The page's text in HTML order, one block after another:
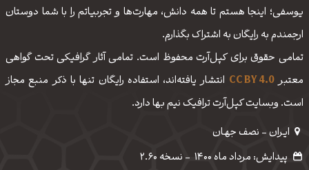
یوسفی؛ اینجا هستم تا همه دانش، مهارت‌‌ها و تجربیاتم را با شما دوستان
ارجمندم به رایگان به اشتراک بگذارم.
تمامی حقوق برای کپل‌آرت محفوظ است. تمامی آثار گرافیکی تحت گواهی
معتبرCC BY 4.0 انتشار یافته‌اند، استفاده رایگان تنها با ذکر منبع مجاز
است. وبسایت کپل‌آرت ترافیک نیم بها دارد.
ایـران - نصف جهـان
پیدایش: مرداد ماه 1400
- نسخه 2.60